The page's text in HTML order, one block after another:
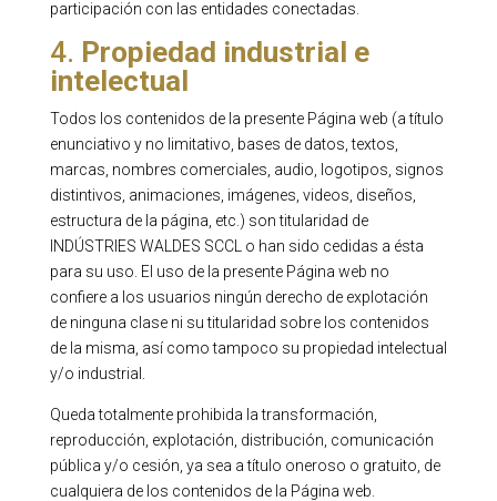
participación con las entidades conectadas.
4. Propiedad industrial e
intelectual
Todos los contenidos de la presente Página web (a título
enunciativo y no limitativo, bases de datos, textos,
marcas, nombres comerciales, audio, logotipos, signos
distintivos, animaciones, imágenes, videos, diseños,
estructura de la página, etc.) son titularidad de
INDÚSTRIES WALDES SCCL o han sido cedidas a ésta
para su uso. El uso de la presente Página web no
confiere a los usuarios ningún derecho de explotación
de ninguna clase ni su titularidad sobre los contenidos
de la misma, así como tampoco su propiedad intelectual
y/o industrial.
Queda totalmente prohibida la transformación,
reproducción, explotación, distribución, comunicación
pública y/o cesión, ya sea a título oneroso o gratuito, de
cualquiera de los contenidos de la Página web.